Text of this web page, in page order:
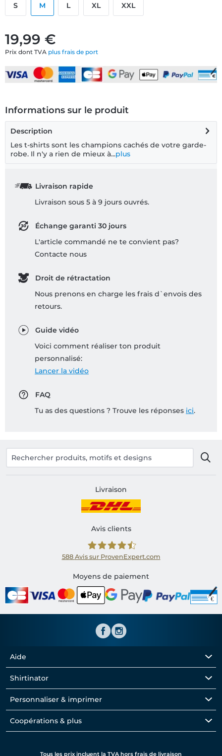
19,99 €
Prix dont TVA plus frais de port
S M L XL XXL
Informations sur le produit
Description
Les t-shirts sont les champions cachés de votre garde-
robe. Il n'y a rien de mieux à...plus
Livraison rapide
Livraison sous 5 à 9 jours ouvrés.
Échange garanti 30 jours
L'article commandé ne te convient pas?
Contacte nous
Droit de rétractation
Nous prenons en charge les frais d`envois des
retours.
Guide vidéo
Voici comment réaliser ton produit
personnalisé:
Lancer la vidéo
FAQ
Tu as des questions ? Trouve les réponses ici.
Livraison
Avis clients
Shirtinator FR
588 Avis sur ProvenExpert.com
Moyens de paiement
Aide
Shirtinator
Personnaliser & imprimer
Coopérations & plus
Tous les prix incluent la TVA hors frais de livraison